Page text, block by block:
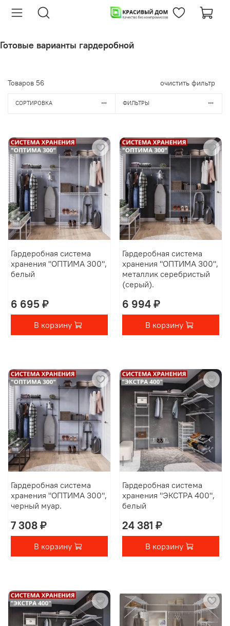
Готовые варианты гардеробной
Товаров 56 очистить фильтр
СОРТИРОВКА ФИЛЬТРЫ
Гардеробная система
хранения "ОПТИМА 300",
белый
6 695 ₽
В корзину
Гардеробная система
хранения "ОПТИМА 300",
металлик серебристый
(серый).
6 994 ₽
В корзину
Гардеробная система
хранения "ОПТИМА 300",
черный муар.
7 308 ₽
В корзину
Гардеробная система
хранения "ЭКСТРА 400",
белый
24 381 ₽
В корзину